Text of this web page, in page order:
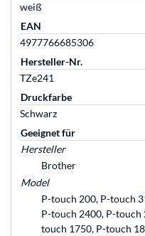
weiß
EAN
4977766685306
Hersteller-Nr.
TZe241
Druckfarbe
Schwarz
Geeignet für
Hersteller
Brother
Model
P-touch 200, P-touch
P-touch 2400, P-touch
touch 1750, P-touch